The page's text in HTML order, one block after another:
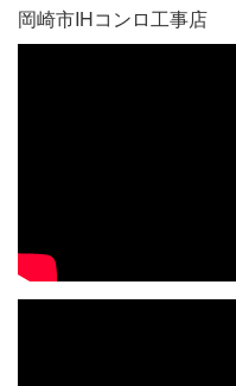
岡崎市IHコンロ工事店